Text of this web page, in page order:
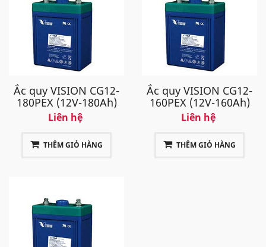
Ắc quy VISION CG12-
180PEX (12V-180Ah)
Liên hệ
THÊM GIỎ HÀNG
Ắc quy VISION CG12-
160PEX (12V-160Ah)
Liên hệ
THÊM GIỎ HÀNG